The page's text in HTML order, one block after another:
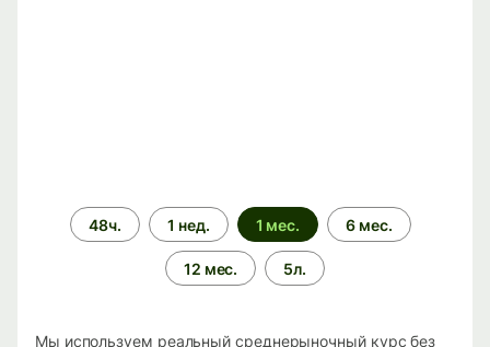
Период
времени
48ч. 1 нед. 1 мес. 6 мес.
12 мес. 5л.
Мы используем реальный среднерыночный курс без